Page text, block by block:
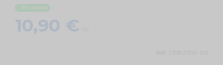
En stock
10,90 €
Ref. CE80/S10-RS